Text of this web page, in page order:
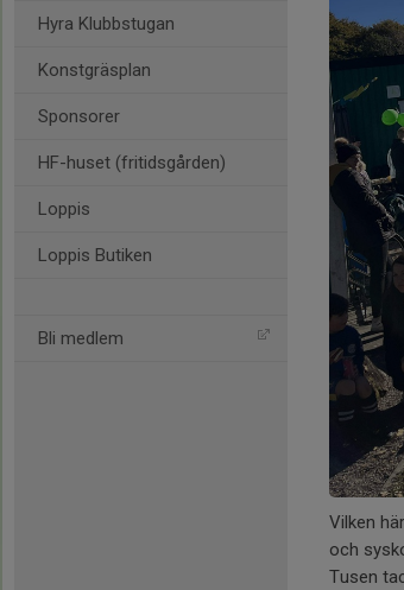
Hyra Klubbstugan
Konstgräsplan
Sponsorer
HF-huset (fritidsgården)
Loppis
Loppis Butiken
Bli medlem
Vilken
och
Tusen